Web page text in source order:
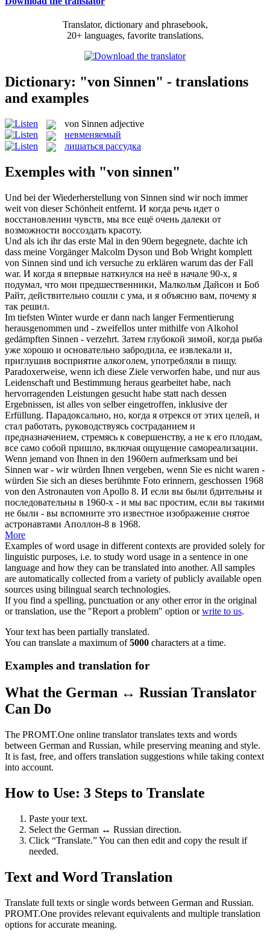
Translator, dictionary and phrasebook,
20+ languages, favorite translations.
Dictionary: "von Sinnen" - translations
and examples
von Sinnen adjective
невменяемый
лишаться рассудка
Exemples with "von sinnen"
Und bei der Wiederherstellung von Sinnen sind wir noch immer
weit von dieser Schönheit entfernt. И когда речь идет о
восстановлении чувств, мы все ещё очень далеки от
возможности воссоздать красоту.
Und als ich ihr das erste Mal in den 90ern begegnete, dachte ich
dass meine Vorgänger Malcolm Dyson und Bob Wright komplett
von Sinnen sind und ich versuche zu erklären warum das der Fall
war. И когда я впервые наткнулся на неё в начале 90-х, я
подумал, что мои предшественники, Малкольм Дайсон и Боб
Райт, действительно сошли с ума, и я объясню вам, почему я
так решил.
Im tiefsten Winter wurde er dann nach langer Fermentierung
herausgenommen und - zweifellos unter mithilfe von Alkohol
gedämpften Sinnen - verzehrt. Затем глубокой зимой, когда рыба
уже хорошо и основательно забродила, ее извлекали и,
приглушив восприятие алкоголем, употребляли в пищу.
Paradoxerweise, wenn ich diese Ziele verworfen habe, und nur aus
Leidenschaft und Bestimmung heraus gearbeitet habe, nach
hervorragenden Leistungen gesucht habe statt nach dessen
Ergebnissen, ist alles von selber eingetroffen, inklusive der
Erfüllung. Парадоксально, но, когда я отрекся от этих целей, и
стал работать, руководствуясь состраданием и
предназначением, стремясь к совершенству, а не к его плодам,
все само собой пришло, включая ощущение самореализации.
Wenn jemand von Ihnen in den 1960ern aufmerksam und bei
Sinnen war - wir würden Ihnen vergeben, wenn Sie es nicht waren -
würden Sie sich an dieses berühmte Foto erinnern, geschossen 1968
von den Astronauten von Apollo 8. И если вы были бдительны и
последовательны в 1960-х - и мы вас простим, если вы такими
не были - вы вспомните это известное изображение снятое
астронавтами Аполлон-8 в 1968.
More
Examples of word usage in different contexts are provided solely for
linguistic purposes, i.e. to study word usage in a sentence in one
language and how they can be translated into another. All samples
are automatically collected from a variety of publicly available open
sources using bilingual search technologies.
If you find a spelling, punctuation or any other error in the original
or translation, use the "Report a problem" option orwrite to us.
Your text has been partially translated.
You can translate a maximum of5000 characters at a time.
Examples and translation for
What the German ↔ Russian Translator
Can Do
The PROMT.One online translator translates texts and words
between German and Russian, while preserving meaning and style.
It is fast, free, and offers translation suggestions while taking context
into account.
How to Use: 3 Steps to Translate
Paste your text.
Select the German ↔ Russian direction.
Click “Translate.” You can then edit and copy the result if
needed.
Text and Word Translation
Translate full texts or single words between German and Russian.
PROMT.One provides relevant equivalents and multiple translation
options for accurate meaning.